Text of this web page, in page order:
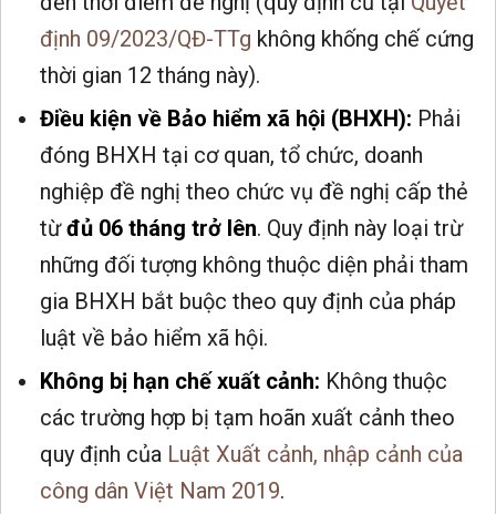
định 09/2023/QĐ-TTg không khống chế cứng
thời gian 12 tháng này).
Điều kiện về Bảo hiểm xã hội (BHXH): Phải
đóng BHXH tại cơ quan, tổ chức, doanh
nghiệp đề nghị theo chức vụ đề nghị cấp thẻ
từđủ 06 tháng trở lên. Quy định này loại trừ
những đối tượng không thuộc diện phải tham
gia BHXH bắt buộc theo quy định của pháp
luật về bảo hiểm xã hội.
Không bị hạn chế xuất cảnh: Không thuộc
các trường hợp bị tạm hoãn xuất cảnh theo
quy định của Luật Xuất cảnh, nhập cảnh của
công dân Việt Nam 2019.